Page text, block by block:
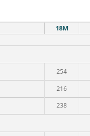
18M
254
216
238